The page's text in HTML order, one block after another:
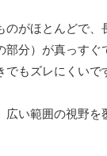
がほとんどで、
分）が真っすぐ
もズレにくいで
い範囲の視野